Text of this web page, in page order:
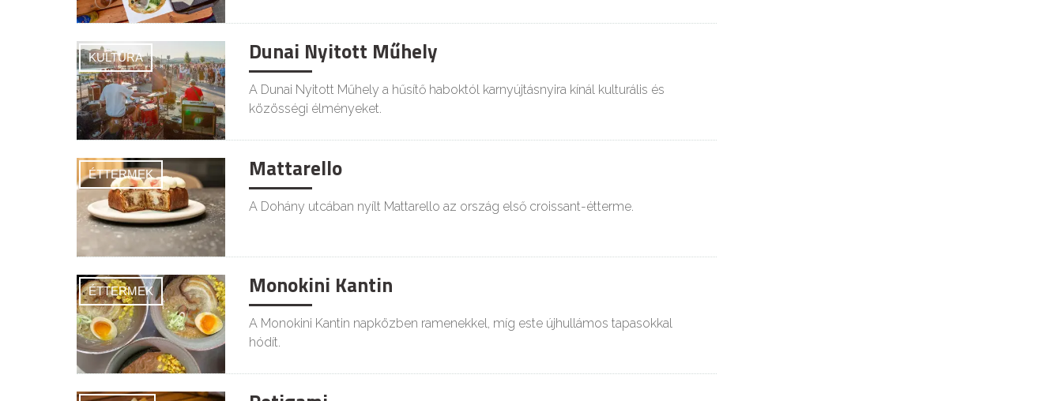
KULTÚRA Dunai Nyitott Műhely
A Dunai Nyitott Műhely a hűsítő haboktól karnyújtásnyira kínál kulturális és
közösségi élményeket.
ÉTTERMEK Mattarello
A Dohány utcában nyílt Mattarello az ország első croissant-étterme.
ÉTTERMEK Monokini Kantin
A Monokini Kantin napközben ramenekkel, míg este újhullámos tapasokkal
hódít.